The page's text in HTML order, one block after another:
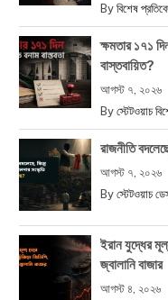
By বিশেষ
ক্ষমতার ১৭১
বাস্তবায়িত?
আগস্ট ৭, ২০২৬
By স্টেটওয়াচ
রাজনীতি
আগস্ট ৭, ২০২৬
By স্টেটওয়াচ
ইরান যুদ্ধের
জ্বালানি বাজার
আগস্ট ৪, ২০২৬